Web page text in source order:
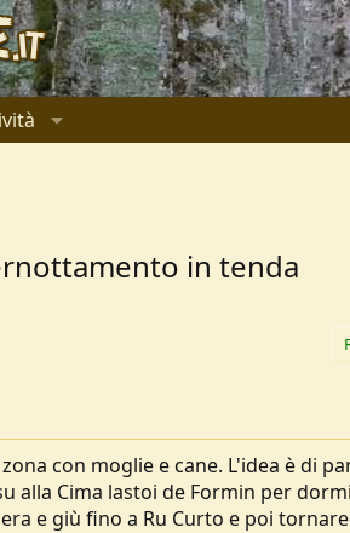
in tenda
con moglie e cane. L'idea è di
alla Cima lastoi de Formin per
e giù fino a Ru Curto e poi